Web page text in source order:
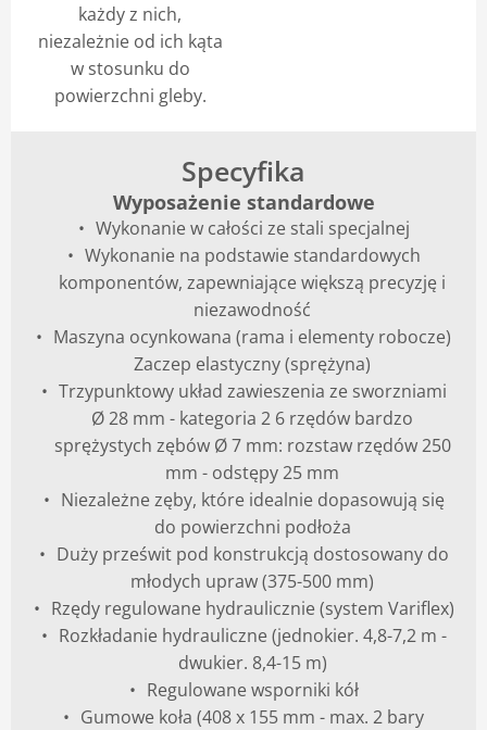
każdy z nich,
niezależnie od ich kąta
w stosunku do
powierzchni gleby.
Specyfika
Wyposażenie standardowe
Wykonanie w całości ze stali specjalnej
Wykonanie na podstawie standardowych
komponentów, zapewniające większą precyzję i
niezawodność
Maszyna ocynkowana (rama i elementy robocze)
Zaczep elastyczny (sprężyna)
Trzypunktowy układ zawieszenia ze sworzniami
Ø 28 mm - kategoria 2 6 rzędów bardzo
sprężystych zębów Ø 7 mm: rozstaw rzędów 250
mm - odstępy 25 mm
Niezależne zęby, które idealnie dopasowują się
do powierzchni podłoża
Duży prześwit pod konstrukcją dostosowany do
młodych upraw (375-500 mm)
Rzędy regulowane hydraulicznie (system Variflex)
Rozkładanie hydrauliczne (jednokier. 4,8-7,2 m -
dwukier. 8,4-15 m)
Regulowane wsporniki kół
Gumowe koła (408 x 155 mm - max. 2 bary